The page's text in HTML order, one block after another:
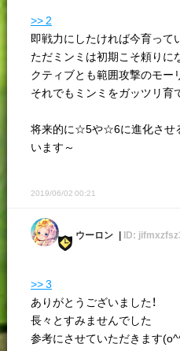
>> 2
即戦力にしたければ今育って
ただミンミは初期こそ頼りに
クティブとも範囲攻撃のモー
それでもミンミをガッツリ育
将来的に☆5や☆6に進化させ
います～
2019/06/02 00:21
ウーロン ID:
>> 3
ありがとうございました！
長々とすみませんでした
参考にさせていただきます